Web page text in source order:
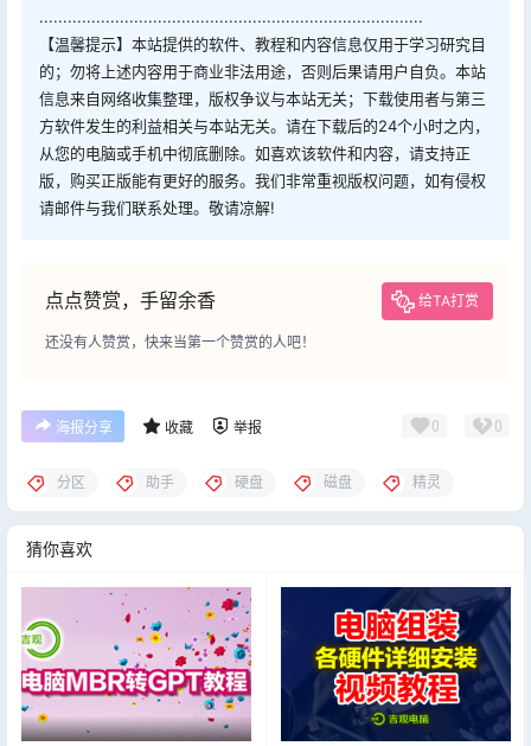
.................................................................................
【温馨提示】本站提供的软件、教程和内容信息仅用于学习研究目
的；勿将上述内容用于商业非法用途，否则后果请用户自负。本站
信息来自网络收集整理，版权争议与本站无关；下载使用者与第三
方软件发生的利益相关与本站无关。请在下载后的24个小时之内，
从您的电脑或手机中彻底删除。如喜欢该软件和内容，请支持正
版，购买正版能有更好的服务。我们非常重视版权问题，如有侵权
请邮件与我们联系处理。敬请凉解!
点点赞赏，手留余香 给TA打赏
还没有人赞赏，快来当第一个赞赏的人吧！
海报分享 收藏 举报 0 0
分区 助手 硬盘 磁盘 精灵
猜你喜欢